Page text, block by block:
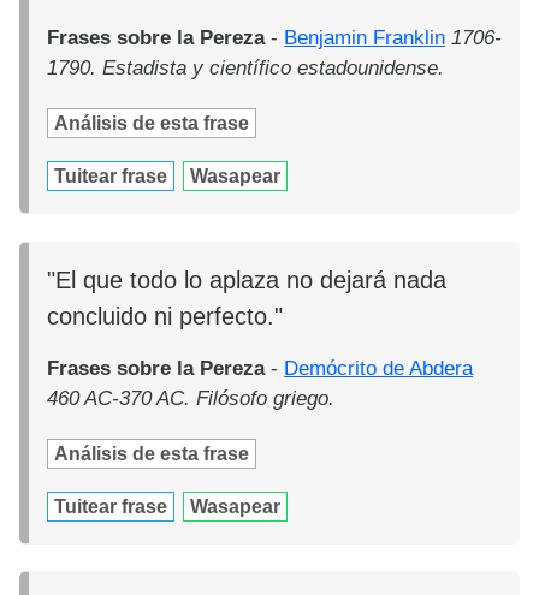
Frases sobre la Pereza- Benjamin Franklin 1706-
1790. Estadista y científico estadounidense.
Análisis de esta frase
Tuitear frase Wasapear
"El que todo lo aplaza no dejará nada
concluido ni perfecto."
Frases sobre la Pereza- Demócrito de Abdera
460 AC-370 AC. Filósofo griego.
Análisis de esta frase
Tuitear frase Wasapear